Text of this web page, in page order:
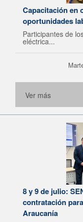
Capacitación en
oportunidades
Participantes de
eléctrica...
Ver más
8 y 9 de julio:
contratación
Araucanía